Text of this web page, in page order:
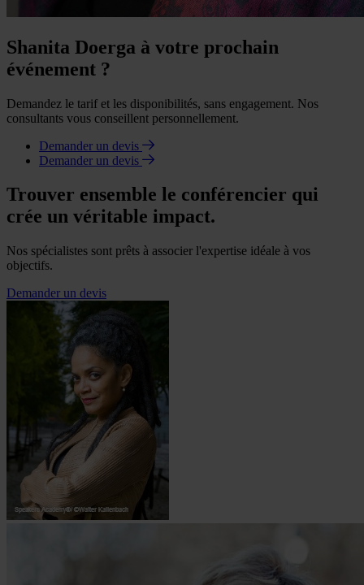
Shanita Doerga à votre prochain
événement ?
Demandez le tarif et les disponibilités, sans engagement. Nos
consultants vous conseillent personnellement.
Demander un devis
Demander un devis
Trouver ensemble le conférencier qui
crée un véritable impact.
Nos spécialistes sont prêts à associer l'expertise idéale à vos
objectifs.
Demander un devis